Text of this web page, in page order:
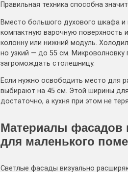
Правильная техника способна
Вместо большого духового шкафа и
компактную варочную поверхность
колонну или нижний модуль.
но узкий — до 55 см. Микроволновку
загромождать столешницу.
Если нужно освободить место для
выбирают на 45 см. Этой ширины
достаточно, а кухня при этом не
Материалы фасадов
для маленького
Светлые фасады визуально